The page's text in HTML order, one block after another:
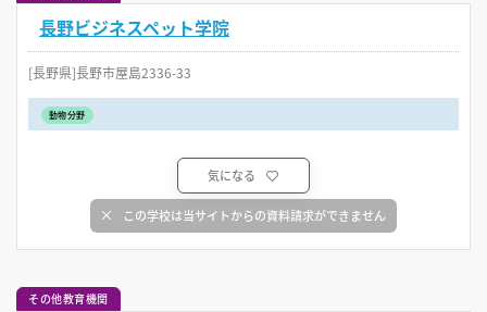
長野ビジネスペット学院
[長野県]長野市屋島2336-33
動物分野
気になる
この学校は当サイトからの資料請求ができません
その他教育機関